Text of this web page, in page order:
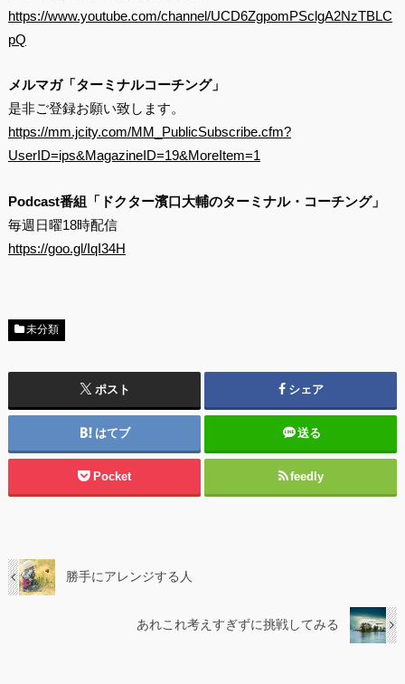
https://www.youtube.com/channel/UCD6ZgpomPSclgA2NzTBLC
pQ
メルマガ「ターミナルコーチング」
是非ご登録お願い致します。
https://mm.jcity.com/MM_PublicSubscribe.cfm?
UserID=ips&MagazineID=19&MoreItem=1
Podcast番組「ドクター濱口大輔のターミナル・コーチング」
毎週日曜18時配信
https://goo.gl/IqI34H
未分類
ポスト シェア
はてブ 送る
Pocket feedly
勝手にアレンジする人
あれこれ考えすぎずに挑戦してみる